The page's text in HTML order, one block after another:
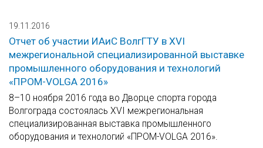
19.11.2016
Отчет об участии ИАиС ВолгГТУ в XVI
межрегиональной специализированной выставке
промышленного оборудования и технологий
«ПРОМ-VOLGA 2016»
8–10 ноября 2016 года во Дворце спорта города
Волгограда состоялась XVI межрегиональная
специализированная выставка промышленного
оборудования и технологий «ПРОМ-VOLGA 2016».